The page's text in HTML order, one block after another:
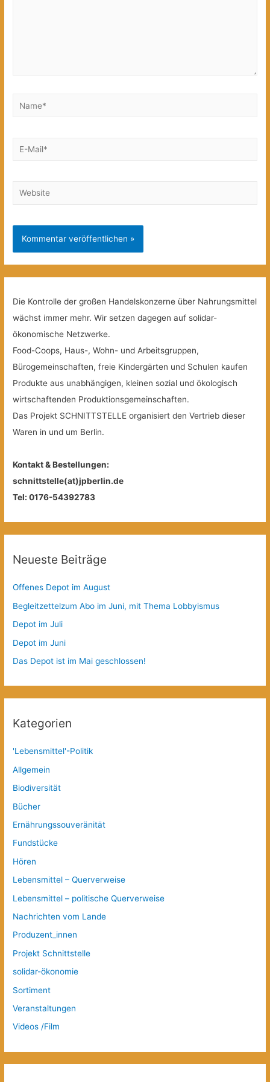
Name*
E-
Website
Die Kontrolle der großen Handelskonzerne über Nahrungsmittel
wächst immer mehr. Wir setzen dagegen auf solidar-
ökonomische Netzwerke.
Food-Coops, Haus-, Wohn- und Arbeitsgruppen,
Bürogemeinschaften, freie Kindergärten und Schulen kaufen
Produkte aus unabhängigen, kleinen sozial und ökologisch
wirtschaftenden Produktionsgemeinschaften.
Das Projekt SCHNITTSTELLE organisiert den Vertrieb dieser
Waren in und um Berlin.
Kontakt & Bestellungen:
schnittstelle(at)jpberlin.de
Tel: 0176-54392783
Neueste Beiträge
Offenes Depot im August
Begleitzettelzum Abo im Juni, mit Thema Lobbyismus
Depot im Juli
Depot im Juni
Das Depot ist im Mai geschlossen!
Kategorien
'Lebensmittel'-Politik
Allgemein
Biodiversität
Bücher
Ernährungssouveränität
Fundstücke
Hören
Lebensmittel – Querverweise
Lebensmittel – politische Querverweise
Nachrichten vom Lande
Produzent_innen
Projekt Schnittstelle
solidar-ökonomie
Sortiment
Veranstaltungen
Videos /Film